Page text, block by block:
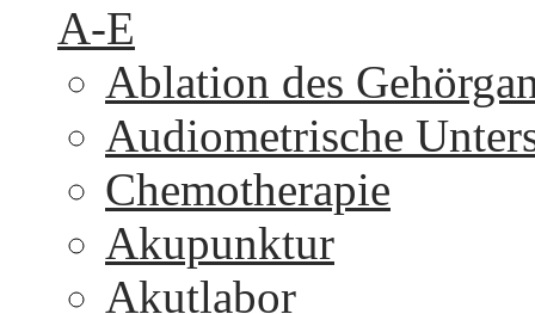
A-E
Ablation des
Audiometrische
Chemotherapie
Akupunktur
Akutlabor